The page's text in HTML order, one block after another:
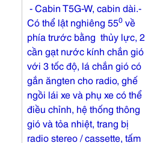
- Cabin T5G-W, cabin dài.-
Có thể lật nghiêng 550 về
phía trước bằng thủy lực, 2
cần gạt nước kính chắn gió
với 3 tốc độ, lá chắn gió có
gắn ăngten cho radio, ghế
ngồi lái xe và phụ xe có thể
điều chỉnh, hệ thống thông
gió và tỏa nhiệt, trang bị
radio stereo / cassette, tấm